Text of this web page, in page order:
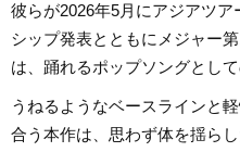
彼らが2026年5月にアジアツ
シップ発表とともにメジャー
は、踊れるポップソングとし
うねるようなベースラインと
合う本作は、思わず体を揺ら